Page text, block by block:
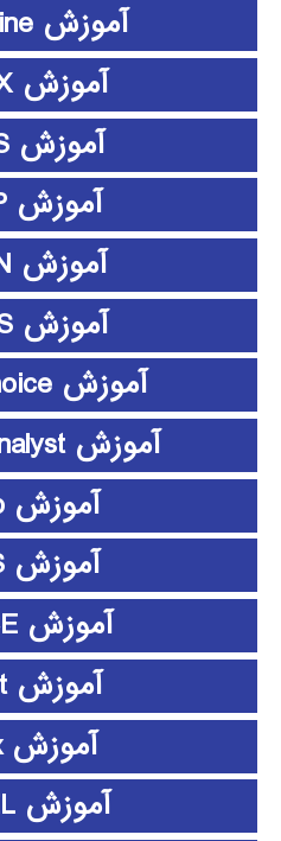
آموزش clementine
آموزش CPLEX
آموزش EDIUS
آموزش EMTP
آموزش ePLAN
آموزش ETABS
آموزش expert choice
آموزش Frontier Analyst
آموزش github
آموزش HFSS
آموزش HSPICE
آموزش L-Edit
آموزش Latex
آموزش LISREL